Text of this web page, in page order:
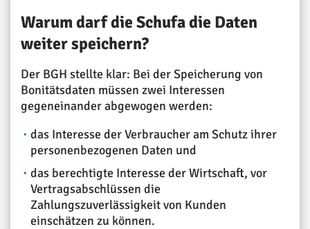
Warum darf die Schufa die Daten
weiter speichern?
Der BGH stellte klar: Bei der Speicherung von
Bonitätsdaten müssen zwei Interessen
gegeneinander abgewogen werden:
das Interesse der Verbraucher am Schutz ihrer
personenbezogenen Daten und
das berechtigte Interesse der Wirtschaft, vor
Vertragsabschlüssen die
Zahlungszuverlässigkeit von Kunden
einschätzen zu können.